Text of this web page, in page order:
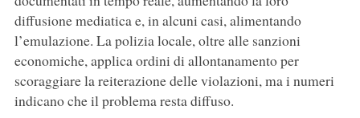
diffusione mediatica e, in alcuni casi, alimentando
l’emulazione. La polizia locale, oltre alle sanzioni
economiche, applica ordini di allontanamento per
scoraggiare la reiterazione delle violazioni, ma i numeri
indicano che il problema resta diffuso.